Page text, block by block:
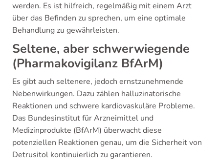
werden. Es ist hilfreich, regelmäßig mit einem Arzt
über das Befinden zu sprechen, um eine optimale
Behandlung zu gewährleisten.
Seltene, aber schwerwiegende
(Pharmakovigilanz BfArM)
Es gibt auch seltenere, jedoch ernstzunehmende
Nebenwirkungen. Dazu zählen halluzinatorische
Reaktionen und schwere kardiovaskuläre Probleme.
Das Bundesinstitut für Arzneimittel und
Medizinprodukte (BfArM) überwacht diese
potenziellen Reaktionen genau, um die Sicherheit von
Detrusitol kontinuierlich zu garantieren.